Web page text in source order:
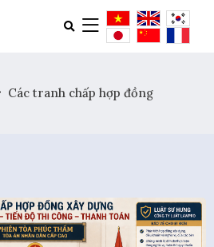
Các tranh chấp hợp đồng